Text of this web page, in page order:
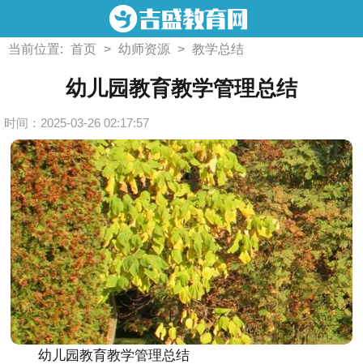
当前位置: 首页 > 幼师资源 > 教学总结
幼儿园教育教学管理总结
时间：2025-03-26 02:17:57
幼儿园教育教学管理总结